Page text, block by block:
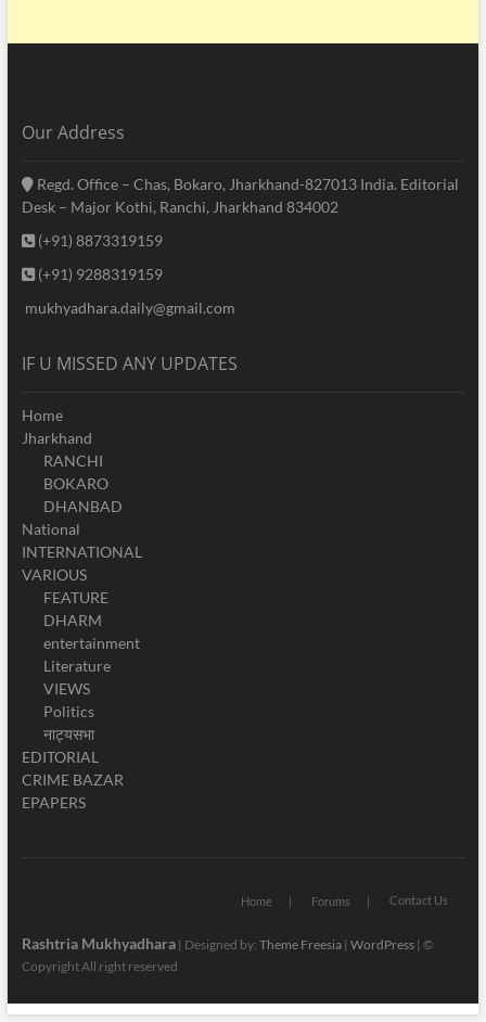
Our Address
Regd. Office – Chas, Bokaro, Jharkhand-827013 India. Editorial
Desk – Major Kothi, Ranchi, Jharkhand 834002
(+91) 8873319159
(+91) 9288319159
mukhyadhara.daily@gmail.com
IF U MISSED ANY UPDATES
Home
Jharkhand
RANCHI
BOKARO
DHANBAD
National
INTERNATIONAL
VARIOUS
FEATURE
DHARM
entertainment
Literature
VIEWS
Politics
नाट्यसभा
EDITORIAL
CRIME BAZAR
EPAPERS
Home Forums Contact Us
Rashtria Mukhyadhara| Designed by: Theme Freesia| WordPress| ©
Copyright All right reserved